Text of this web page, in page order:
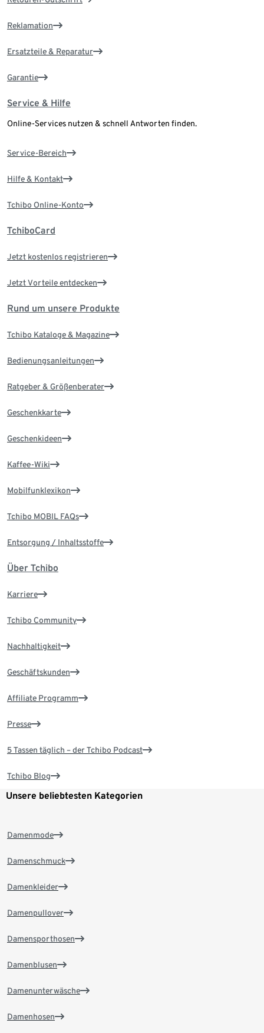
Reklamation
Ersatzteile & Reparatur
Garantie
Service & Hilfe
Online-Services nutzen & schnell Antworten finden.
Service-Bereich
Hilfe & Kontakt
Tchibo Online-Konto
TchiboCard
Jetzt kostenlos registrieren
Jetzt Vorteile entdecken
Rund um unsere Produkte
Tchibo Kataloge & Magazine
Bedienungsanleitungen
Ratgeber & Größenberater
Geschenkkarte
Geschenkideen
Kaffee-Wiki
Mobilfunklexikon
Tchibo MOBIL FAQs
Entsorgung / Inhaltsstoffe
Über Tchibo
Karriere
Tchibo Community
Nachhaltigkeit
Geschäftskunden
Affiliate Programm
Presse
5 Tassen täglich – der Tchibo Podcast
Tchibo Blog
Unsere beliebtesten Kategorien
Damenmode
Damenschmuck
Damenkleider
Damenpullover
Damensporthosen
Damenblusen
Damenunterwäsche
Damenhosen